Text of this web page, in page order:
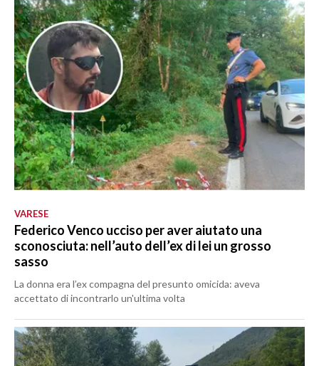
VARESE
Federico Venco ucciso per aver aiutato una
sconosciuta: nell’auto dell’ex di lei un grosso
sasso
La donna era l’ex compagna del presunto omicida: aveva
accettato di incontrarlo un'ultima volta